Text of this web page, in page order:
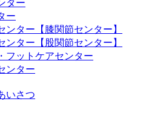
ター
ー
ンター【膝関節センター】
ンター【股関節センター】
フットケアセンター
ンター
いさつ